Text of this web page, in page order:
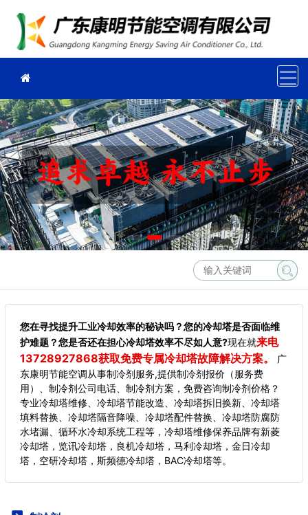
您在寻找提升工业冷却效率的秘诀吗？您的冷却塔是否面临维
护难题？您是否还在担心冷却塔效率不尽如人意?现在就来电
13728927868获取免费专属冷却塔故障解决方案。
广
东康明节能空调从事制冷剂服务,提供制冷剂报价（服务费
用）、制冷剂公司电话、制冷剂方案，免费咨询制冷剂价格？
专业冷却塔维修、冷却塔节能改造、冷却塔拆旧换新、冷却塔
填料替换、冷却塔隔音降噪、冷却塔配件替换、冷却塔防腐防
水堵漏、循环水冷却系统工程等，冷却塔维修保养品牌有新菱
冷却塔，览讯冷却塔，良机冷却塔，马利冷却塔，金日冷却
塔，空研冷却塔，斯频德冷却塔，BAC冷却塔等。